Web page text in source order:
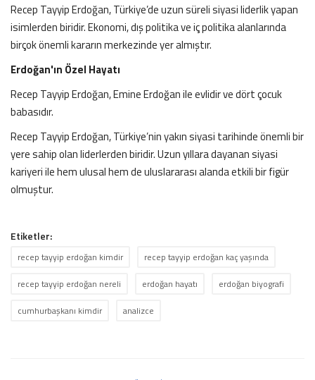
Recep Tayyip Erdoğan, Türkiye’de uzun süreli siyasi liderlik yapan
isimlerden biridir. Ekonomi, dış politika ve iç politika alanlarında
birçok önemli kararın merkezinde yer almıştır.
Erdoğan'ın Özel Hayatı
Recep Tayyip Erdoğan, Emine Erdoğan ile evlidir ve dört çocuk
babasıdır.
Recep Tayyip Erdoğan, Türkiye’nin yakın siyasi tarihinde önemli bir
yere sahip olan liderlerden biridir. Uzun yıllara dayanan siyasi
kariyeri ile hem ulusal hem de uluslararası alanda etkili bir figür
olmuştur.
Etiketler:
recep tayyip erdoğan kimdir
recep tayyip erdoğan kaç yaşında
recep tayyip erdoğan nereli
erdoğan hayatı
erdoğan biyografi
cumhurbaşkanı kimdir
analizce